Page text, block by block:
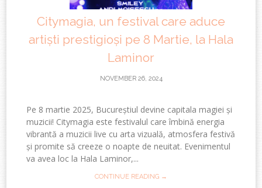
Citymagia, un festival care aduce
artiști prestigioși pe 8 Martie, la Hala
Laminor
NOVEMBER 26, 2024
Pe 8 martie 2025, Bucureștiul devine capitala magiei și
muzicii! Citymagia este festivalul care îmbină energia
vibrantă a muzicii live cu arta vizuală, atmosfera festivă
și promite să creeze o noapte de neuitat. Evenimentul
va avea loc la Hala Laminor,...
CONTINUE READING →